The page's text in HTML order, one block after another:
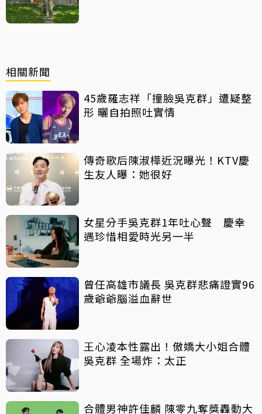
相關新聞
45歲羅志祥「撞臉吳克群」遭疑整
形 曬自拍照吐實情
傳奇歌后陳淑樺近況曝光！KTV慶
生友人曝：她很好
女星分手吳克群1年吐心聲 慶幸
遇珍惜相愛時光另一半
曾任高雄市議長 吳克群悲痛證實96
歲爺爺腦溢血辭世
王心凌本性露出！傲嬌大小姐合體
吳克群 全場炸：太正
合體男神許佳麟 陳零九奪獎轟動大